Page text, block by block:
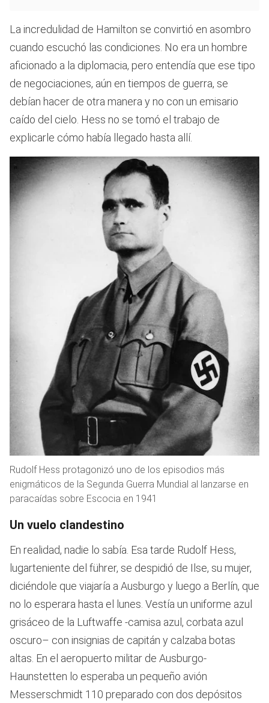
La incredulidad de Hamilton se convirtió en asombro
cuando escuchó las condiciones. No era un hombre
aficionado a la diplomacia, pero entendía que ese tipo
de negociaciones, aún en tiempos de guerra, se
debían hacer de otra manera y no con un emisario
caído del cielo. Hess no se tomó el trabajo de
explicarle cómo había llegado hasta allí.
Rudolf Hess protagonizó uno de los episodios más
enigmáticos de la Segunda Guerra Mundial al lanzarse en
paracaídas sobre Escocia en 1941
Un vuelo clandestino
En realidad, nadie lo sabía. Esa tarde Rudolf Hess,
lugarteniente del führer, se despidió de Ilse, su mujer,
diciéndole que viajaría a Ausburgo y luego a Berlín, que
no lo esperara hasta el lunes. Vestía un uniforme azul
grisáceo de la Luftwaffe -camisa azul, corbata azul
oscuro– con insignias de capitán y calzaba botas
altas. En el aeropuerto militar de Ausburgo-
Haunstetten lo esperaba un pequeño avión
Messerschmidt 110 preparado con dos depósitos